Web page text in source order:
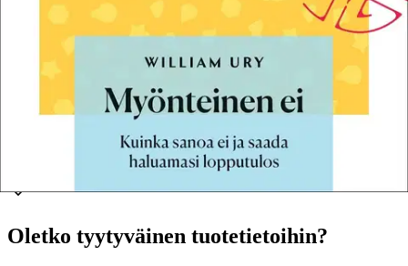
sovellettavissa niin työ- kuin perhe-elämään. Sosiaaliantropologi ja
filosofian tohtori William Ury on palkittu neuvottelija, luennoitsija ja
bestseller-kirjailija, joka on Harvardin neuvotteluohjelman perustaja
ja yksi maailman johtavista neuvottelun ja sovittelun asiantuntijoista.
tuotekuvausta
Ominaisuudet
Oletko tyytyväinen tuotetietoihin?